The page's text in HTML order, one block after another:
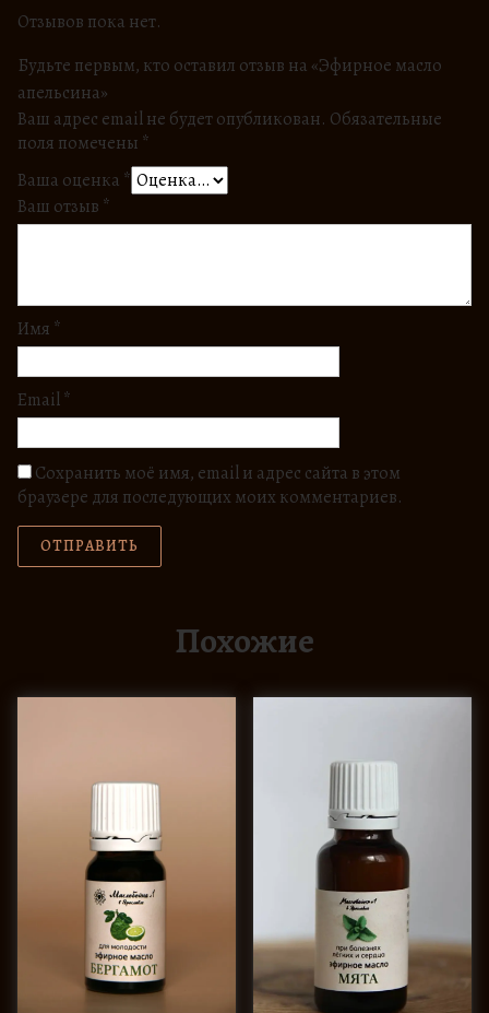
Отзывов пока нет.
Будьте первым, кто оставил отзыв на «Эфирное масло
апельсина»
Ваш адрес email не будет опубликован. Обязательные
поля помечены *
Ваша оценка *
Ваш отзыв *
Имя *
Email*
Сохранить моё имя, email и адрес сайта в этом
браузере для последующих моих комментариев.
Похожие